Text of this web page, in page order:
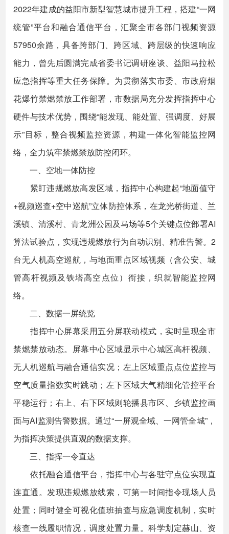
2022年建成的益阳市新型智慧城市提升工程，搭建“一网
统管”平台和融合通信平台，汇聚全市各部门视频资源
57950余路，具备跨部门、跨区域、跨层级的快速响应
能力，曾先后圆满完成省委书记调研座谈、益阳马拉松
应急指挥等重大任务保障。为贯彻落实市委、市政府烟
花爆竹禁燃禁放工作部署，市数据局充分发挥指挥中心
硬件与技术优势，围绕“能发现、能处置、强调度、好展
示”目标，整合视频监控资源，构建一体化智能监控网
络，全力筑牢禁燃禁放防控闭环。
一、空地一体防控
紧盯违规燃放高发区域，指挥中心构建起“地面值守
+视频巡查+空中巡航”立体防控体系，在龙光桥街道、兰
溪镇、清溪村、青龙洲公园及马场等5个关键点位部署AI
算法试验点，实现违规燃放行为自动识别、精准告警。2
台无人机高空巡航，与地面重点区域视频（含公安、城
管高杆视频及铁塔高空点位）衔接，织就智能监控网
络。
二、数据一屏统览
指挥中心屏幕采用五分屏联动模式，实时呈现全市
禁燃禁放动态。屏幕中心区域显示中心城区高杆视频、
无人机巡航与融合通信实况；左上区域重点点位监控与
空气质量指数实时跳动；左下区域大气精细化管控平台
平稳运行；右上、右下区域则轮播县市区、乡镇监控画
面与AI监测告警数据。通过“一屏观全域、一网管全城”，
为指挥决策提供直观的数据支撑。
三、指挥一令直达
依托融合通信平台，指挥中心与各驻守点位实现直
连直通。发现违规燃放线索，可第一时间指令现场人员
处置；同时健全可视化值班抽查与应急调度机制，实时
核查一线履职情况，调度处置力量。科学划定赫山、资